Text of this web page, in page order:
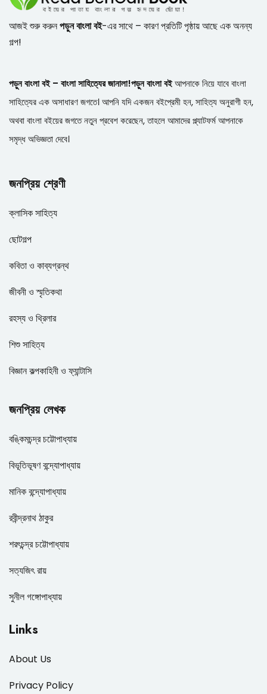
আজই শুরু করুনপড়ুন বাংলা বই-এর সাথে – কারণ প্রতিটি পৃষ্ঠায় আছে এক অনন্য
গল্প!
পড়ুন বাংলা বই – বাংলা সাহিত্যের জানালা!পড়ুন বাংলা বইআপনাকে নিয়ে যাবে বাংলা
সাহিত্যের এক অসাধারণ জগতে। আপনি যদি একজন বইপ্রেমী হন, সাহিত্য অনুরাগী হন,
অথবা বাংলা বইয়ের জগতে নতুন প্রবেশ করেছেন, তাহলে আমাদের প্ল্যাটফর্ম আপনাকে
সমৃদ্ধ অভিজ্ঞতা দেবে।
জনপ্রিয় শ্রেণী
ক্লাসিক সাহিত্য
ছোটগল্প
কবিতা ও কাব্যগ্রন্থ
জীবনী ও স্মৃতিকথা
রহস্য ও থ্রিলার
শিশু সাহিত্য
বিজ্ঞান কল্পকাহিনী ও ফ্যান্টাসি
জনপ্রিয় লেখক
বঙ্কিমচন্দ্র চট্টোপাধ্যায়
বিভূতিভূষণ বন্দ্যোপাধ্যায়
মানিক বন্দ্যোপাধ্যায়
রবীন্দ্রনাথ ঠাকুর
শরৎচন্দ্র চট্টোপাধ্যায়
সত্যজিৎ রায়
সুনীল গঙ্গোপাধ্যায়
Links
About Us
Privacy Policy